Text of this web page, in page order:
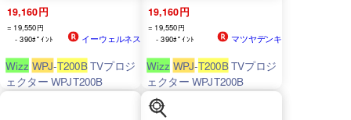
19,160円
= 19,550円
- 390ﾎﾟｲﾝﾄ
イーウェルネス
Wizz WPJ-T200BTVプロジ
ェクター WPJT200B
19,160円
= 19,550円
- 390ﾎﾟｲﾝﾄ
マツヤデンキ
Wizz WPJ-T200BTVプロジ
ェクター WPJT200B